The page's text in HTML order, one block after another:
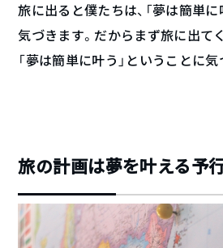
旅に出ると僕たちは、「夢は簡単
気づきます。だからまず旅に出て
「夢は簡単に叶う」ということに気
旅の計画は夢を叶える予